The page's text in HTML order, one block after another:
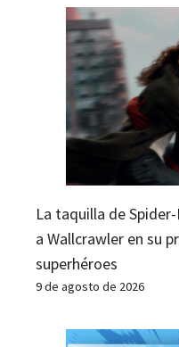
La taquilla de
a Wallcrawler en su
superhéroes
9 de agosto de 2026